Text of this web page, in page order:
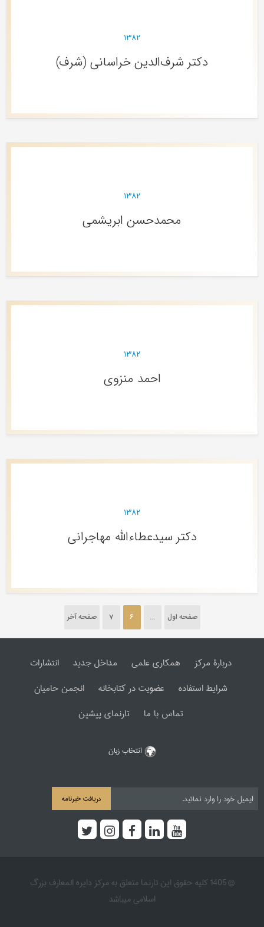
۱۳۸۲
دکتر شرف‌الدین خراسانی (شرف)
۱۳۸۲
محمدحسن ابریشمی
۱۳۸۲
احمد منزوی
۱۳۸۲
دکتر سیدعطاءالله مهاجرانی
صفحه اول ...
6
7 صفحه آخر
دربارۀ مرکز همکاری علمی مداخل جدید
انتشارات
شرایط استفاده
عضویت در کتابخانه
انجمن حامیان
تماس با ما
تارنمای پیشین
انتخاب زبان
دریافت خبرنامه
© 1405 کلیه حقوق این تارنما متعلق به مرکز دایره المعارف بزرگ
اسلامی میباشد